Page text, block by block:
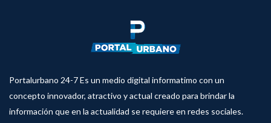
Portalurbano 24-7 Es un medio digital informatimo con un
concepto innovador, atractivo y actual creado para brindar la
información que en la actualidad se requiere en redes sociales.